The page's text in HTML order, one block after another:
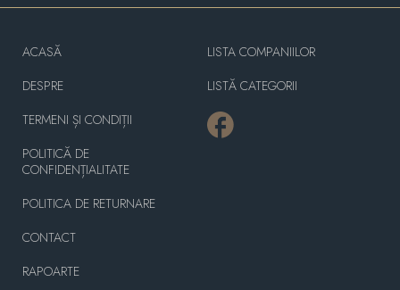
ACASĂ
DESPRE
TERMENI ȘI CONDIȚII
POLITICĂ DE
CONFIDENȚIALITATE
POLITICA DE RETURNARE
CONTACT
RAPOARTE
LISTA COMPANIILOR
LISTĂ CATEGORII